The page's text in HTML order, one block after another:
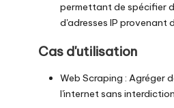
permettant de spécifier
d'adresses IP provenant
Cas d'utilisation
Web Scraping : Agréger
l'internet sans